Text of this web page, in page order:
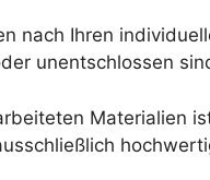
nach Ihren
unentschlossen
Materialien